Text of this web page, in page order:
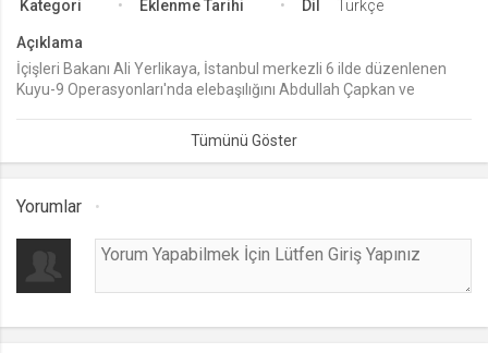
.web.tv
Seçilen dil tercihini tutmak
1 ay
Oturum verisini tutmak
Kategori Eklenme Tarihi Dil Türkçe
Açıklama
İçişleri Bakanı Ali Yerlikaya, İstanbul merkezli 6 ilde düzenlenen
Kuyu-9 Operasyonları'nda elebaşılığını Abdullah Çapkan ve
örgütü üyesi 47 şüphelinin yakalandığını açıkladı.
Yorumlar